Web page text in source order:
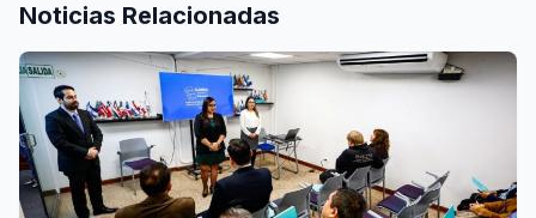
Noticias Relacionadas